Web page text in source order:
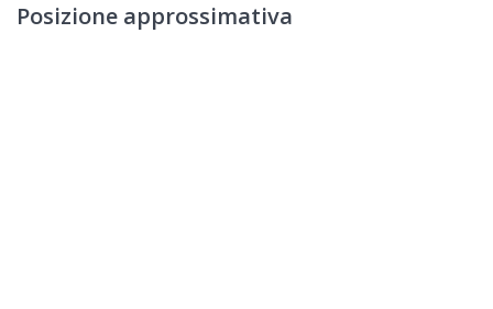
Posizione approssimativa